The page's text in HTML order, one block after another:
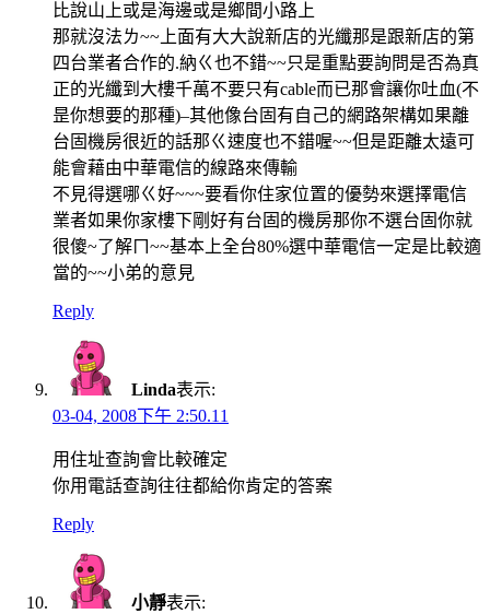
比說山上或是海邊或是鄉間小路上
那就沒法ㄌ~~上面有大大說新店的光纖那是跟新店的第
四台業者合作的.納ㄍ也不錯~~只是重點要詢問是否為真
正的光纖到大樓千萬不要只有cable而已那會讓你吐血(不
昰你想要的那種)–其他像台固有自己的網路架構如果離
台固機房很近的話那ㄍ速度也不錯喔~~但是距離太遠可
能會藉由中華電信的線路來傳輸
不見得選哪ㄍ好~~~要看你住家位置的優勢來選擇電信
業者如果你家樓下剛好有台固的機房那你不選台固你就
很傻~了解ㄇ~~基本上全台80%選中華電信一定是比較適
當的~~小弟的意見
Reply
Linda表示:
03-04, 2008下午 2:50.11
用住址查詢會比較確定
你用電話查詢往往都給你肯定的答案
Reply
小靜表示: